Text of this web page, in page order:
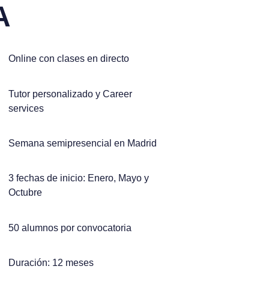
Online con clases en directo
Tutor personalizado y Career
services
Semana semipresencial en Madrid
3 fechas de inicio: Enero, Mayo y
Octubre
50 alumnos por convocatoria
Duración: 12 meses